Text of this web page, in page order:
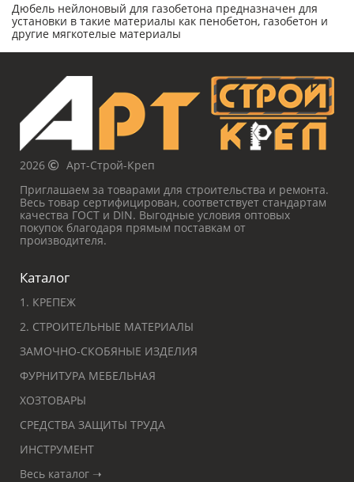
Дюбель нейлоновый для газобетона предназначен для
установки в такие материалы как пенобетон, газобетон и
другие мягкотелые материалы
2026
Арт-Строй-Креп
Приглашаем за товарами для строительства и ремонта.
Весь товар сертифицирован, соответствует стандартам
качества ГОСТ и DIN. Выгодные условия оптовых
покупок благодаря прямым поставкам от
производителя.
Каталог
1. КРЕПЕЖ
2. СТРОИТЕЛЬНЫЕ МАТЕРИАЛЫ
ЗАМОЧНО-СКОБЯНЫЕ ИЗДЕЛИЯ
ФУРНИТУРА МЕБЕЛЬНАЯ
ХОЗТОВАРЫ
СРЕДСТВА ЗАЩИТЫ ТРУДА
ИНСТРУМЕНТ
Весь каталог ➝